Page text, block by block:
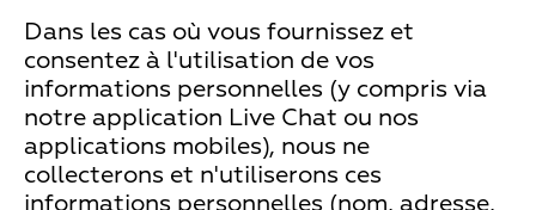
Dans les cas où vous fournissez et
consentez à l'utilisation de vos
informations personnelles (y compris via
notre application Live Chat ou nos
applications mobiles), nous ne
collecterons et n'utiliserons ces
informations personnelles (nom, adresse,